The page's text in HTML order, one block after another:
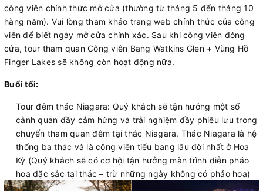
công viên chính thức mở cửa (thường từ tháng 5 đến tháng 10
hàng năm). Vui lòng tham khảo trang web chính thức của công
viên để biết ngày mở cửa chính xác. Sau khi công viên đóng
cửa, tour tham quan Công viên Bang Watkins Glen + Vùng Hồ
Finger Lakes sẽ không còn hoạt động nữa.
Buổi tối:
Tour đêm thác Niagara: Quý khách sẽ tận hưởng một số
cảnh quan đầy cảm hứng và trải nghiệm đầy phiêu lưu trong
chuyến tham quan đêm tại thác Niagara. Thác Niagara là hệ
thống ba thác và là công viên tiểu bang lâu đời nhất ở Hoa
Kỳ (Quý khách sẽ có cơ hội tận hưởng màn trình diễn pháo
hoa đặc sắc tại thác – trừ những ngày không có pháo hoa)